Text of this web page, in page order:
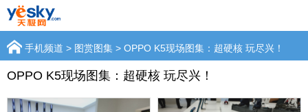
手机频道 > 图赏图集 > OPPO K5现场图集：超硬核 玩尽兴！
OPPO K5现场图集：超硬核 玩尽兴！